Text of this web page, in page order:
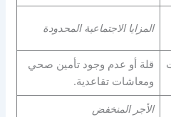
المزايا الاجتماعية المحدودة
قلة أو عدم وجود تأمين صحي
ومعاشات تقاعدية.
الأجر المنخفض